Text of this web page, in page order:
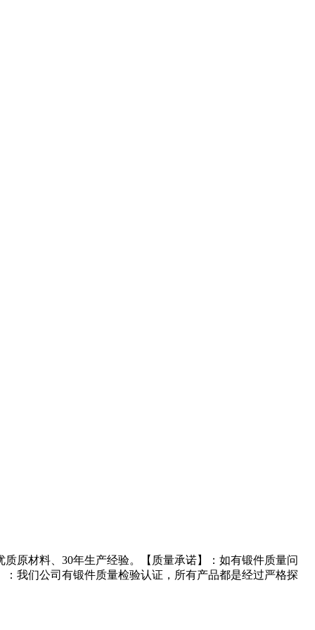
原材料、30年生产经验。【质量承诺】：如有锻件质量问
我们公司有锻件质量检验认证，所有产品都是经过严格探